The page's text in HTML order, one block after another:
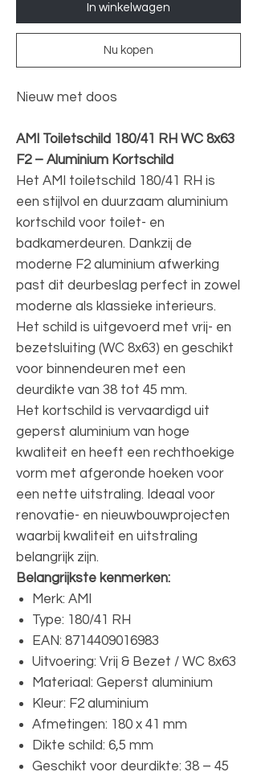
In winkelwagen
Nu kopen
Nieuw met doos
AMI Toiletschild 180/41 RH WC 8x63
F2 – Aluminium Kortschild
Het AMI toiletschild 180/41 RH is
een stijlvol en duurzaam aluminium
kortschild voor toilet- en
badkamerdeuren. Dankzij de
moderne F2 aluminium afwerking
past dit deurbeslag perfect in zowel
moderne als klassieke interieurs.
Het schild is uitgevoerd met vrij- en
bezetsluiting (WC 8x63) en geschikt
voor binnendeuren met een
deurdikte van 38 tot 45 mm.
Het kortschild is vervaardigd uit
geperst aluminium van hoge
kwaliteit en heeft een rechthoekige
vorm met afgeronde hoeken voor
een nette uitstraling. Ideaal voor
renovatie- en nieuwbouwprojecten
waarbij kwaliteit en uitstraling
belangrijk zijn.
Belangrijkste kenmerken:
Merk: AMI
Type: 180/41 RH
EAN: 8714409016983
Uitvoering: Vrij & Bezet / WC 8x63
Materiaal: Geperst aluminium
Kleur: F2 aluminium
Afmetingen: 180 x 41 mm
Dikte schild: 6,5 mm
Geschikt voor deurdikte: 38 – 45